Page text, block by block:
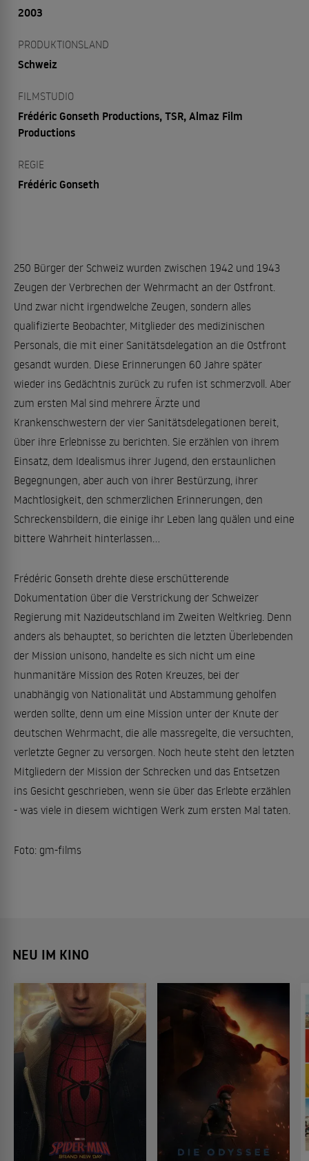
2003
PRODUKTIONSLAND
Schweiz
FILMSTUDIO
Frédéric Gonseth Productions, TSR, Almaz Film
Productions
REGIE
Frédéric Gonseth
250 Bürger der Schweiz wurden zwischen 1942 und 1943
Zeugen der Verbrechen der Wehrmacht an der Ostfront.
Und zwar nicht irgendwelche Zeugen, sondern alles
qualifizierte Beobachter, Mitglieder des medizinischen
Personals, die mit einer Sanitätsdelegation an die Ostfront
gesandt wurden. Diese Erinnerungen 60 Jahre später
wieder ins Gedächtnis zurück zu rufen ist schmerzvoll. Aber
zum ersten Mal sind mehrere Ärzte und
Krankenschwestern der vier Sanitätsdelegationen bereit,
über ihre Erlebnisse zu berichten. Sie erzählen von ihrem
Einsatz, dem Idealismus ihrer Jugend, den erstaunlichen
Begegnungen, aber auch von ihrer Bestürzung, ihrer
Machtlosigkeit, den schmerzlichen Erinnerungen, den
Schreckensbildern, die einige ihr Leben lang quälen und eine
bittere Wahrheit hinterlassen...
Frédéric Gonseth drehte diese erschütterende
Dokumentation über die Verstrickung der Schweizer
Regierung mit Nazideutschland im Zweiten Weltkrieg. Denn
anders als behauptet, so berichten die letzten Überlebenden
der Mission unisono, handelte es sich nicht um eine
hunmanitäre Mission des Roten Kreuzes, bei der
unabhängig von Nationalität und Abstammung geholfen
werden sollte, denn um eine Mission unter der Knute der
deutschen Wehrmacht, die alle massregelte, die versuchten,
verletzte Gegner zu versorgen. Noch heute steht den letzten
Mitgliedern der Mission der Schrecken und das Entsetzen
ins Gesicht geschrieben, wenn sie über das Erlebte erzählen
- was viele in diesem wichtigen Werk zum ersten Mal taten.
Foto: gm-films
NEU IM KINO